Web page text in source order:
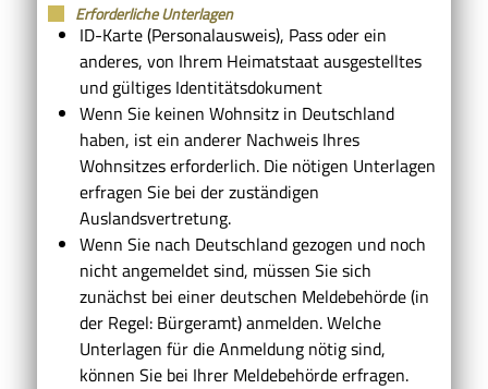
Erforderliche Unterlagen
ID-Karte (Personalausweis), Pass oder ein
anderes, von Ihrem Heimatstaat ausgestelltes
und gültiges Identitätsdokument
Wenn Sie keinen Wohnsitz in Deutschland
haben, ist ein anderer Nachweis Ihres
Wohnsitzes erforderlich. Die nötigen Unterlagen
erfragen Sie bei der zuständigen
Auslandsvertretung.
Wenn Sie nach Deutschland gezogen und noch
nicht angemeldet sind, müssen Sie sich
zunächst bei einer deutschen Meldebehörde (in
der Regel: Bürgeramt) anmelden. Welche
Unterlagen für die Anmeldung nötig sind,
können Sie bei Ihrer Meldebehörde erfragen.